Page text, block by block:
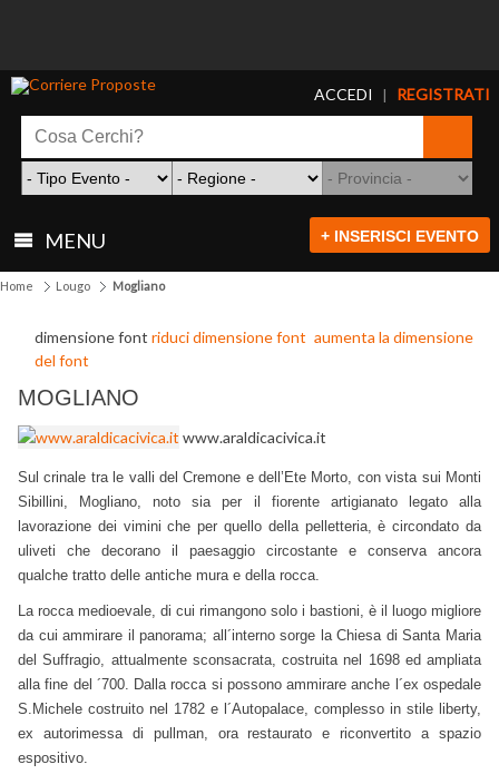
ACCEDI | REGISTRATI
MENU + INSERISCI EVENTO
Home Lougo Mogliano
dimensione font riduci dimensione font aumenta la dimensione
del font
MOGLIANO
www.araldicacivica.it
Sul crinale tra le valli del Cremone e dell’Ete Morto, con vista sui Monti
Sibillini, Mogliano, noto sia per il fiorente artigianato legato alla
lavorazione dei vimini che per quello della pelletteria, è circondato da
uliveti che decorano il paesaggio circostante e conserva ancora
qualche tratto delle antiche mura e della rocca.
La rocca medioevale, di cui rimangono solo i bastioni, è il luogo migliore
da cui ammirare il panorama; all´interno sorge la Chiesa di Santa Maria
del Suffragio, attualmente sconsacrata, costruita nel 1698 ed ampliata
alla fine del ´700. Dalla rocca si possono ammirare anche l´ex ospedale
S.Michele costruito nel 1782 e l´Autopalace, complesso in stile liberty,
ex autorimessa di pullman, ora restaurato e riconvertito a spazio
espositivo.